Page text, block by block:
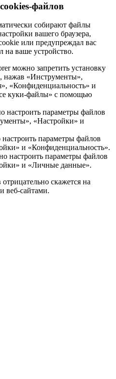
файлов
собирают файлы
вашего браузера,
или предупреждал вас
на ваше устройство.
можно запретить установку
нажав «Инструменты»,
«Конфиденциальность» и
куки-файлы» с помощью
настроить параметры файлов
«Настройки» и
параметры файлов
и «Конфиденциальность».
настроить параметры файлов
и «Личные данные».
скажется на
веб-сайтами.